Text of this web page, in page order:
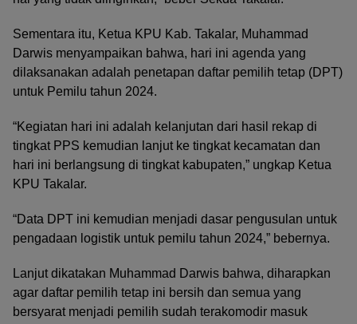
Sementara itu, Ketua KPU Kab. Takalar, Muhammad
Darwis menyampaikan bahwa, hari ini agenda yang
dilaksanakan adalah penetapan daftar pemilih tetap (DPT)
untuk Pemilu tahun 2024.
“Kegiatan hari ini adalah kelanjutan dari hasil rekap di
tingkat PPS kemudian lanjut ke tingkat kecamatan dan
hari ini berlangsung di tingkat kabupaten,” ungkap Ketua
KPU Takalar.
“Data DPT ini kemudian menjadi dasar pengusulan untuk
pengadaan logistik untuk pemilu tahun 2024,” bebernya.
Lanjut dikatakan Muhammad Darwis bahwa, diharapkan
agar daftar pemilih tetap ini bersih dan semua yang
bersyarat menjadi pemilih sudah terakomodir masuk